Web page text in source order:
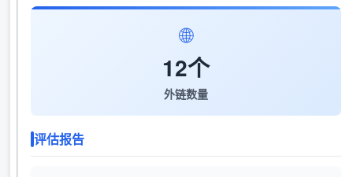
🌐
12个
外链数量
评估报告